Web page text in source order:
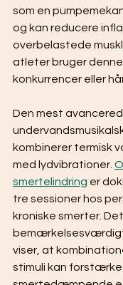
som en
og kan reducere
overbelastede
atleter bruger
konkurrencer eller
Den mest
kombinerer termisk
med lydvibrationer.
smertelindring er
tre sessioner hos
kroniske smerter.
viser, at
stimuli kan forstærke